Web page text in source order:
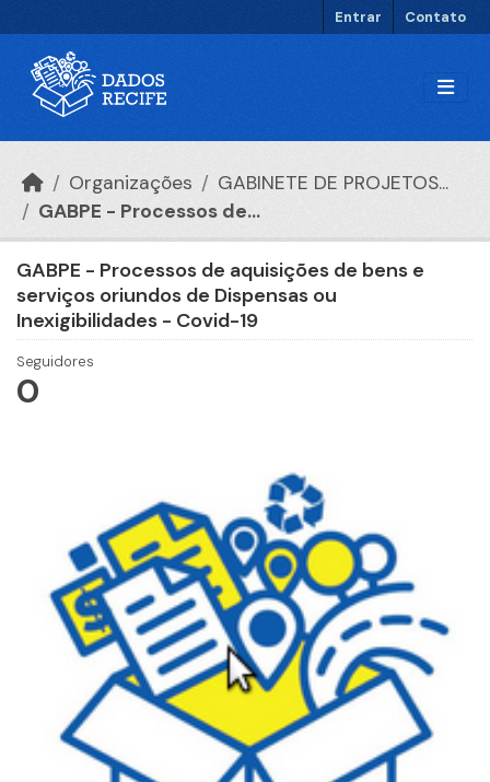
Entrar Contato
Organizações
GABINETE DE PROJETOS...
GABPE - Processos de...
GABPE - Processos de aquisições de bens e
serviços oriundos de Dispensas ou
Inexigibilidades - Covid-19
Seguidores
0